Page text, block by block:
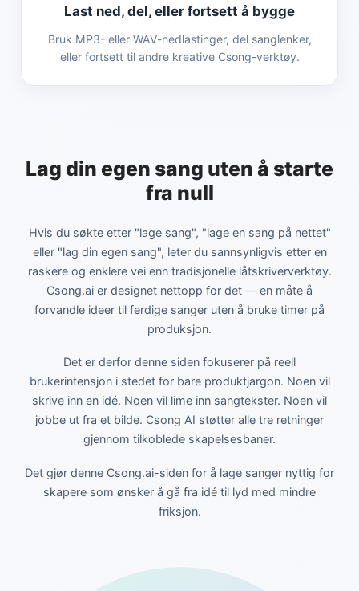
Last ned, del, eller fortsett å bygge
Bruk MP3- eller WAV-nedlastinger, del sanglenker,
eller fortsett til andre kreative Csong-verktøy.
Lag din egen sang uten å starte
fra null
Hvis du søkte etter "lage sang", "lage en sang på nettet"
eller "lag din egen sang", leter du sannsynligvis etter en
raskere og enklere vei enn tradisjonelle låtskriververktøy.
Csong.ai er designet nettopp for det — en måte å
forvandle ideer til ferdige sanger uten å bruke timer på
produksjon.
Det er derfor denne siden fokuserer på reell
brukerintensjon i stedet for bare produktjargon. Noen vil
skrive inn en idé. Noen vil lime inn sangtekster. Noen vil
jobbe ut fra et bilde. Csong AI støtter alle tre retninger
gjennom tilkoblede skapelsesbaner.
Det gjør denne Csong.ai-siden for å lage sanger nyttig for
skapere som ønsker å gå fra idé til lyd med mindre
friksjon.